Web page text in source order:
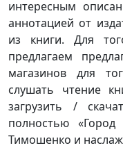
интересным
аннотацией от
из книги. Для
предлагаем
магазинов для
слушать чтение
загрузить /
полностью
Тимошенко и